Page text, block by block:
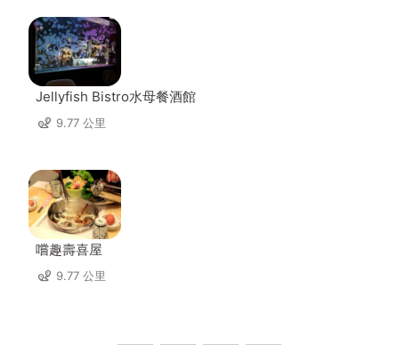
Jellyfish Bistro水母餐酒館
9.77 公里
嚐趣壽喜屋
9.77 公里